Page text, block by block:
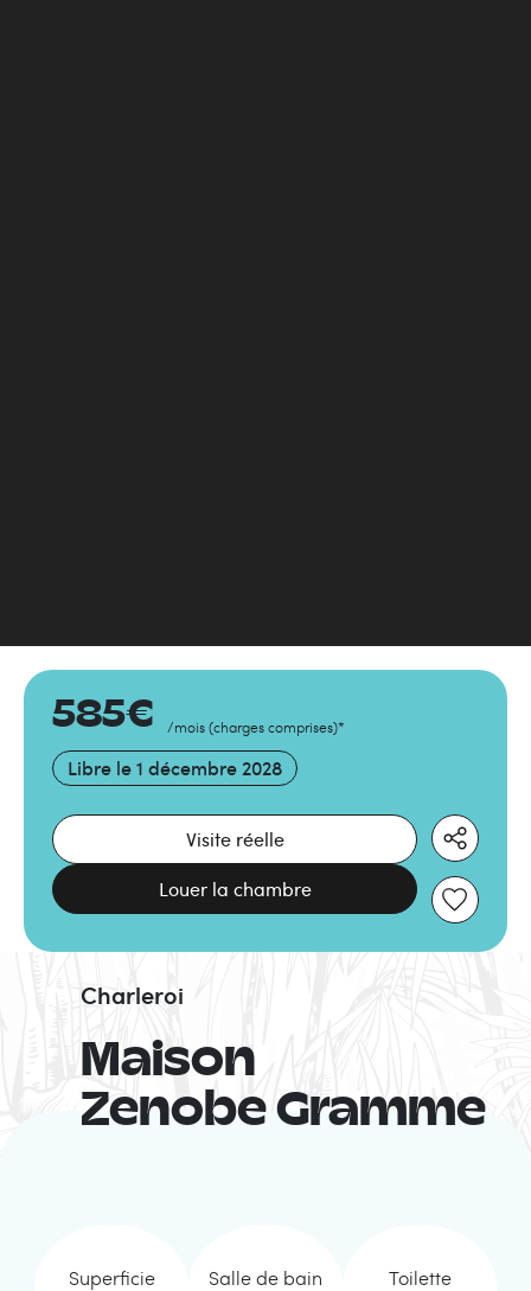
585€ /mois (charges comprises)*
Libre le 1 décembre 2028
Visite réelle
Louer la chambre
Maison
Zenobe Gramme
Charleroi
Superficie Salle de bain Toilette